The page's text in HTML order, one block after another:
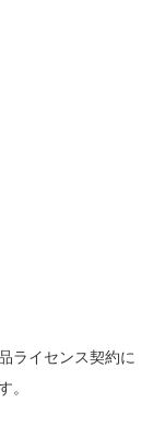
ライセンス契約に
。